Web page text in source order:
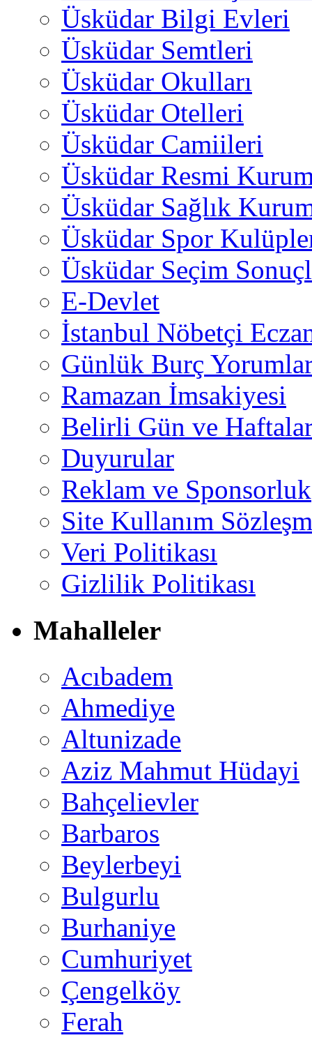
Üsküdar Bilgi Evleri
Üsküdar Semtleri
Üsküdar Okulları
Üsküdar Otelleri
Üsküdar Camiileri
Üsküdar Resmi
Üsküdar Sağlık
Üsküdar Spor
Üsküdar Seçim
E-Devlet
İstanbul Nöbetçi
Günlük Burç
Ramazan İmsakiyesi
Belirli Gün ve
Duyurular
Reklam ve Sponsorluk
Site Kullanım
Veri Politikası
Gizlilik Politikası
Mahalleler
Acıbadem
Ahmediye
Altunizade
Aziz Mahmut Hüdayi
Bahçelievler
Barbaros
Beylerbeyi
Bulgurlu
Burhaniye
Cumhuriyet
Çengelköy
Ferah